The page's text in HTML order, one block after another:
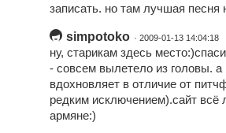
записать. но там лучшая песня
simpotoko · 2009-01-13 14:04:18
ну, старикам здесь
- совсем вылетело из головы.
вдохновляет в отличие от
редким исключением).сайт всё
армяне:)